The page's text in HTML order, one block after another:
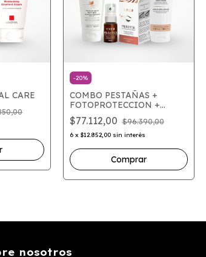
CARE
-20%
COMBO PESTAÑAS +
FOTOPROTECCION +
MANOS
$77.112,00 $96.390,00
6 x $12.852,00 sin interés
Comprar
nosotros